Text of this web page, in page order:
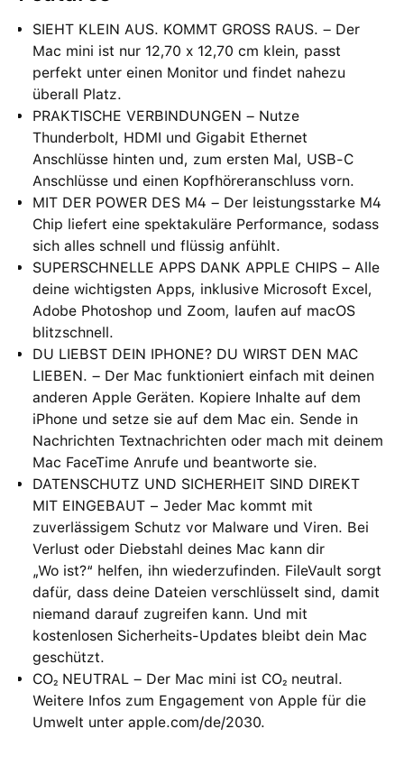
SIEHT KLEIN AUS. KOMMT GROSS RAUS. – Der
Mac mini ist nur 12,70 x 12,70 cm klein, passt
perfekt unter einen Monitor und findet nahezu
überall Platz.
PRAKTISCHE VERBINDUNGEN – Nutze
Thunderbolt, HDMI und Gigabit Ethernet
Anschlüsse hinten und, zum ersten Mal, USB‑C
Anschlüsse und einen Kopfhöreranschluss vorn.
MIT DER POWER DES M4 – Der leistungsstarke M4
Chip liefert eine spektakuläre Performance, sodass
sich alles schnell und flüssig anfühlt.
SUPERSCHNELLE APPS DANK APPLE CHIPS – Alle
deine wichtigsten Apps, inklusive Microsoft Excel,
Adobe Photoshop und Zoom, laufen auf macOS
blitzschnell.
DU LIEBST DEIN IPHONE? DU WIRST DEN MAC
LIEBEN. – Der Mac funktioniert einfach mit deinen
anderen Apple Geräten. Kopiere Inhalte auf dem
iPhone und setze sie auf dem Mac ein. Sende in
Nachrichten Textnachrichten oder mach mit deinem
Mac FaceTime Anrufe und beantworte sie.
DATENSCHUTZ UND SICHERHEIT SIND DIREKT
MIT EINGEBAUT − Jeder Mac kommt mit
zuverlässigem Schutz vor Malware und Viren. Bei
Verlust oder Diebstahl deines Mac kann dir
„Wo ist?“ helfen, ihn wiederzufinden. FileVault sorgt
dafür, dass deine Dateien verschlüsselt sind, damit
niemand darauf zugreifen kann. Und mit
kostenlosen Sicherheits-Updates bleibt dein Mac
geschützt.
CO₂ NEUTRAL – Der Mac mini ist CO₂ neutral.
Weitere Infos zum Engagement von Apple für die
Umwelt unter apple.com/de/2030.